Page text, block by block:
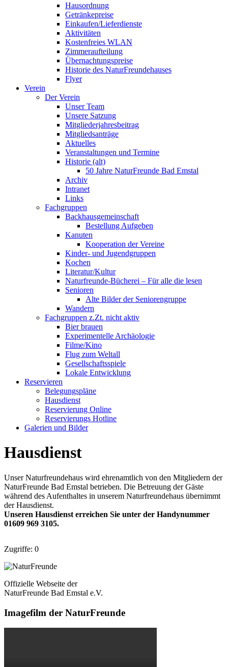
Hausordnung
Getränkepreise
Einkaufen/Lieferdienste
Aktivitäten
Kostenfreies WLAN
Zimmeraufteilung
Übernachtungspreise
Historie des NaturFreundehauses
Flyer
Verein
Der Verein
Unser Team
Unsere Satzung
Mitgliederjahresbeitrag
Mitgliedsanträge
Aktuelles
Veranstaltungen und Termine
Historie (alt)
50 Jahre NaturFreunde Bad Emstal
Archiv
Intranet
Links
Fachgruppen
Backhausgemeinschaft
Bestellung Aufgeben
Kanuten
Kooperation der Vereine
Kinder- und Jugendgruppen
Kochen
Literatur/Kultur
Naturfreunde-Bücherei – Für alle die lesen
Senioren
Alte Bilder der Seniorengruppe
Wandern
Fachgruppen z.Zt. nicht aktiv
Bier brauen
Experimentelle Archäologie
Filme/Kino
Flug zum Weltall
Gesellschaftsspiele
Lokale Entwicklung
Reservieren
Belegungspläne
Hausdienst
Reservierung Online
Reservierungs Hotline
Galerien und Bilder
Hausdienst
Unser Naturfreundehaus wird ehrenamtlich von den Mitgliedern der
NaturFreunde Bad Emstal betrieben. Die Betreuung der Gäste
während des Aufenthaltes in unserem Naturfreundehaus übernimmt
der Hausdienst.
Unseren Hausdienst erreichen Sie unter der Handynummer
01609 969 3105.
Zugriffe: 0
Offizielle Webseite der
NaturFreunde Bad Emstal e.V.
Imagefilm der NaturFreunde